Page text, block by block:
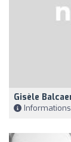
Gisèle